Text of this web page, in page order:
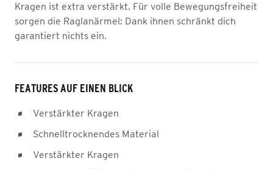
Kragen ist extra verstärkt. Für volle Bewegungsfreiheit
sorgen die Raglanärmel: Dank ihnen schränkt dich
garantiert nichts ein.
FEATURES AUF EINEN BLICK
Verstärkter Kragen
Schnelltrocknendes Material
Verstärkter Kragen